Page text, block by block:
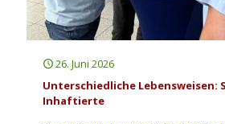
26. Juni 2026
Unterschiedliche Lebensweisen:
Inhaftierte